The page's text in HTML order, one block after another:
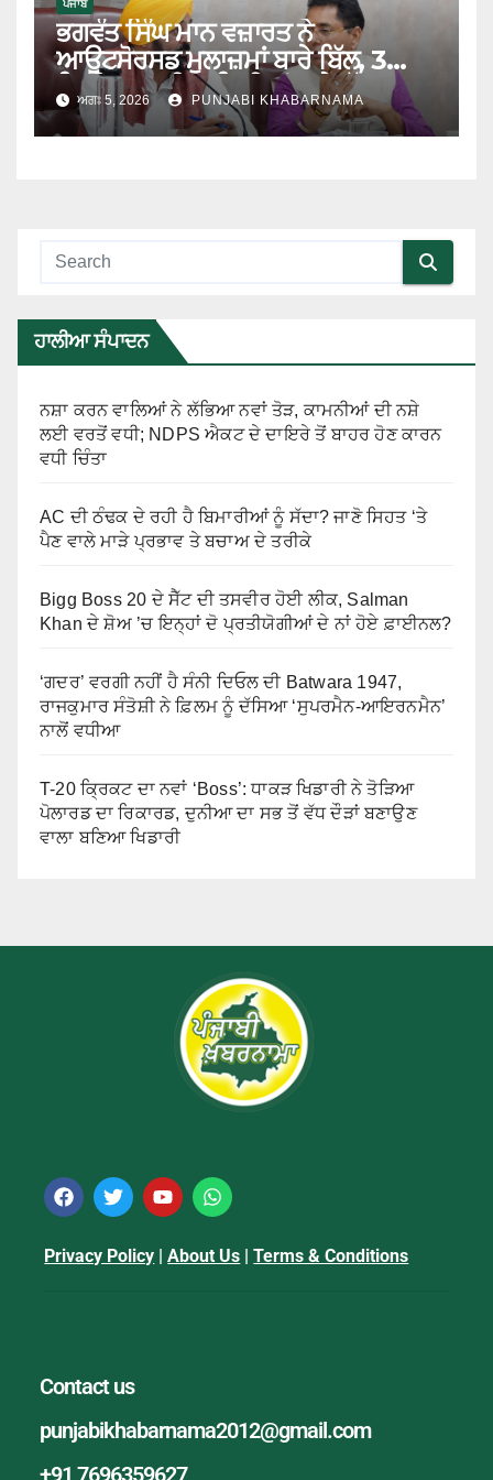
ਪੰਜਾਬ
ਭਗਵੰਤ ਸਿੰਘ ਮਾਨ ਵਜ਼ਾਰਤ ਨੇ
ਆਊਟਸੋਰਸਡ ਮੁਲਾਜ਼ਮਾਂ ਬਾਰੇ ਬਿੱਲ, 3
ਡਿਜੀਟਲ ਯੂਨੀਵਰਸਿਟੀਆਂ ਅਤੇ ਮੁੱਖ
ਪ੍ਰਸ਼ਾਸਨਿਕ ਸੁਧਾਰਾਂ ਨੂੰ ਦਿੱਤੀ ਮਨਜ਼ੂਰੀ
ਅਗਃ 5, 2026 PUNJABI KHABARNAMA
ਹਾਲੀਆ ਸੰਪਾਦਨ
ਨਸ਼ਾ ਕਰਨ ਵਾਲਿਆਂ ਨੇ ਲੱਭਿਆ ਨਵਾਂ ਤੋੜ, ਕਾਮਨੀਆਂ ਦੀ ਨਸ਼ੇ
ਲਈ ਵਰਤੋਂ ਵਧੀ; NDPS ਐਕਟ ਦੇ ਦਾਇਰੇ ਤੋਂ ਬਾਹਰ ਹੋਣ ਕਾਰਨ
ਵਧੀ ਚਿੰਤਾ
AC ਦੀ ਠੰਢਕ ਦੇ ਰਹੀ ਹੈ ਬਿਮਾਰੀਆਂ ਨੂੰ ਸੱਦਾ? ਜਾਣੋ ਸਿਹਤ ‘ਤੇ
ਪੈਣ ਵਾਲੇ ਮਾੜੇ ਪ੍ਰਭਾਵ ਤੇ ਬਚਾਅ ਦੇ ਤਰੀਕੇ
Bigg Boss 20 ਦੇ ਸੈੱਟ ਦੀ ਤਸਵੀਰ ਹੋਈ ਲੀਕ, Salman
Khan ਦੇ ਸ਼ੋਅ ’ਚ ਇਨ੍ਹਾਂ ਦੋ ਪ੍ਰਤੀਯੋਗੀਆਂ ਦੇ ਨਾਂ ਹੋਏ ਫ਼ਾਈਨਲ?
‘ਗਦਰ’ ਵਰਗੀ ਨਹੀਂ ਹੈ ਸੰਨੀ ਦਿਓਲ ਦੀ Batwara 1947,
ਰਾਜਕੁਮਾਰ ਸੰਤੋਸ਼ੀ ਨੇ ਫ਼ਿਲਮ ਨੂੰ ਦੱਸਿਆ ‘ਸੁਪਰਮੈਨ-ਆਇਰਨਮੈਨ’
ਨਾਲੋਂ ਵਧੀਆ
T-20 ਕ੍ਰਿਕਟ ਦਾ ਨਵਾਂ ‘Boss’: ਧਾਕੜ ਖਿਡਾਰੀ ਨੇ ਤੋੜਿਆ
ਪੋਲਾਰਡ ਦਾ ਰਿਕਾਰਡ, ਦੁਨੀਆ ਦਾ ਸਭ ਤੋਂ ਵੱਧ ਦੌੜਾਂ ਬਣਾਉਣ
ਵਾਲਾ ਬਣਿਆ ਖਿਡਾਰੀ
Privacy Policy |About Us |Terms & Conditions
Contact us
punjabikhabarnama2012@gmail.com